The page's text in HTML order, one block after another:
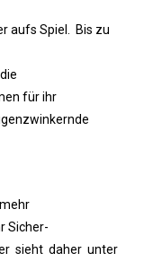
aufs Spiel. Bis zu
für ihr
Sicher-
sieht daher unter